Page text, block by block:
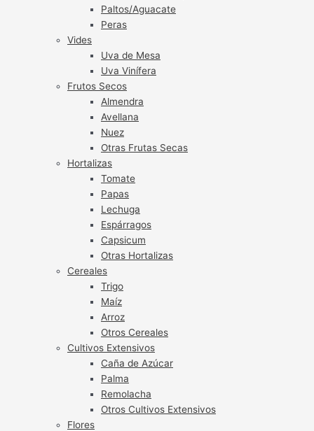
Paltos/Aguacate
Peras
Vides
Uva de Mesa
Uva Vinífera
Frutos Secos
Almendra
Avellana
Nuez
Otras Frutas Secas
Hortalizas
Tomate
Papas
Lechuga
Espárragos
Capsicum
Otras Hortalizas
Cereales
Trigo
Maíz
Arroz
Otros Cereales
Cultivos Extensivos
Caña de Azúcar
Palma
Remolacha
Otros Cultivos Extensivos
Flores